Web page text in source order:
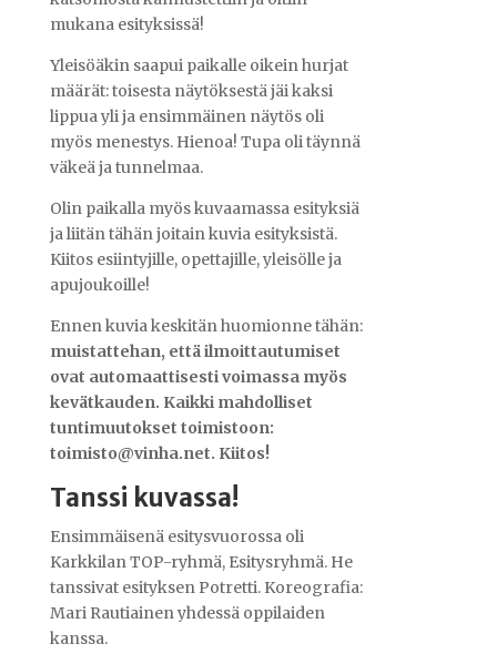
mukana esityksissä!
Yleisöäkin saapui paikalle oikein hurjat
määrät: toisesta näytöksestä jäi kaksi
lippua yli ja ensimmäinen näytös oli
myös menestys. Hienoa! Tupa oli täynnä
väkeä ja tunnelmaa.
Olin paikalla myös kuvaamassa esityksiä
ja liitän tähän joitain kuvia esityksistä.
Kiitos esiintyjille, opettajille, yleisölle ja
apujoukoille!
Ennen kuvia keskitän huomionne tähän:
muistattehan, että ilmoittautumiset
ovat automaattisesti voimassa myös
kevätkauden. Kaikki mahdolliset
tuntimuutokset toimistoon:
toimisto@vinha.net. Kiitos!
Tanssi kuvassa!
Ensimmäisenä esitysvuorossa oli
Karkkilan TOP-ryhmä, Esitysryhmä. He
tanssivat esityksen Potretti. Koreografia:
Mari Rautiainen yhdessä oppilaiden
kanssa.